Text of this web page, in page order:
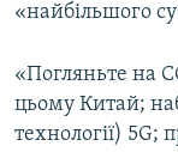
«найбільшого
«Погляньте на
цьому Китай;
технології) 5G;